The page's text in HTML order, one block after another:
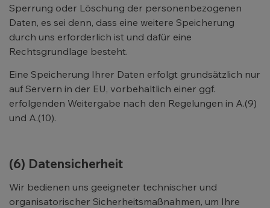
Sperrung oder Löschung der personenbezogenen
Daten, es sei denn, dass eine weitere Speicherung
durch uns erforderlich ist und dafür eine
Rechtsgrundlage besteht.
Eine Speicherung Ihrer Daten erfolgt grundsätzlich nur
auf Servern in der EU, vorbehaltlich einer ggf.
erfolgenden Weitergabe nach den Regelungen in A.(9)
und A.(10).
(6) Datensicherheit
Wir bedienen uns geeigneter technischer und
organisatorischer Sicherheitsmaßnahmen, um Ihre